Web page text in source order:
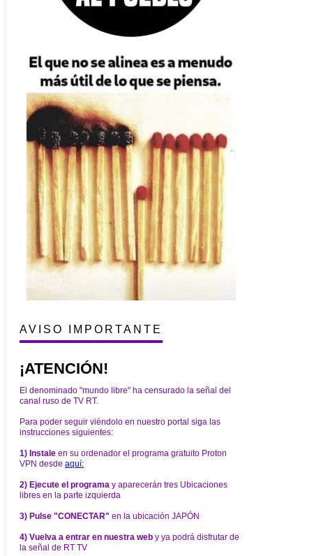
AVISO IMPORTANTE
¡ATENCIÓN!
El denominado "mundo libre" ha censurado la señal del
canal ruso de TV RT.
Para poder seguir viéndolo en nuestro portal siga las
instrucciones siguientes:
1) Instale en su ordenador el programa gratuito Proton
VPN desde aquí:
2) Ejecute el programa y aparecerán tres Ubicaciones
libres en la parte izquierda
3) Pulse "CONECTAR" en la ubicación JAPÓN
4) Vuelva a entrar en nuestra web y ya podrá disfrutar de
la señal de RT TV